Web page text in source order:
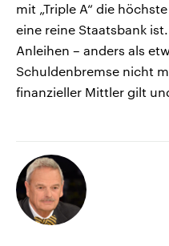
mit „Triple A“ die
eine reine Staatsbank
Anleihen – anders als
Schuldenbremse nicht
finanzieller Mittler gilt